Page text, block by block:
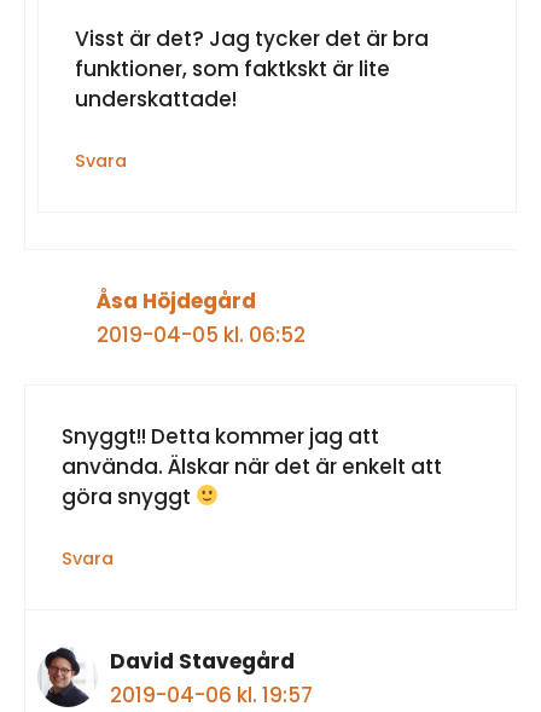
Visst är det? Jag tycker det är bra
funktioner, som faktkskt är lite
underskattade!
Svara
Åsa Höjdegård
2019-04-05 kl. 06:52
Snyggt!! Detta kommer jag att
använda. Älskar när det är enkelt att
göra snyggt
Svara
David Stavegård
2019-04-06 kl. 19:57